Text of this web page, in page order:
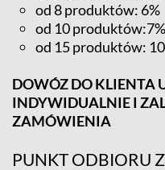
od 8 produktów: 6%
od 10 produktów:7%
od 15 produktów:
DOWÓZ DO KLIENTA
INDYWIDUALNIE I
ZAMÓWIENIA
PUNKT ODBIORU